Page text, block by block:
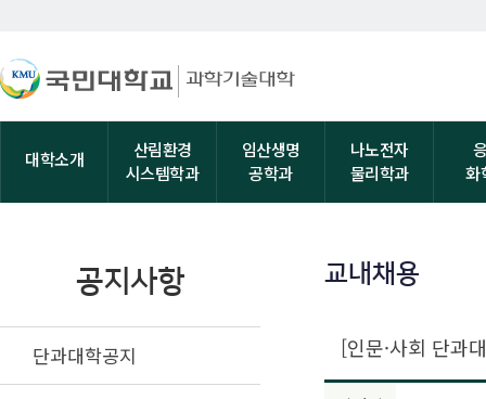
대학소개
산림환경
시스템학과
임산생명
공학과
나노전자
물리학과
화
공지사항
단과대학공지
교내채용
[인문·사회 단과